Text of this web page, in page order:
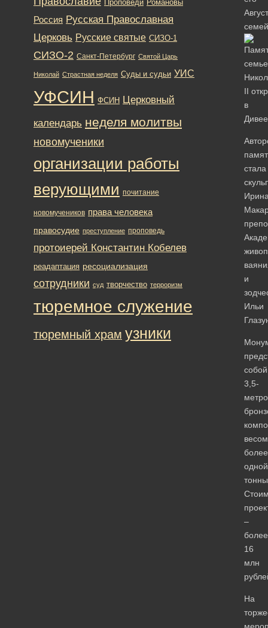
стала
и
Ильи
собой
3,5-
весом
более
одной
–
более
16
млн
На
Проповеди Романовы
Россия Русская Православная
Церковь Русские святые СИЗО-1
СИЗО-2 Санкт-Петербург Святой Царь
Николай Страстная неделя Суды и судьи УИС
УФСИН ФСИН Церковный
календарь неделя молитвы
новомученики
организации работы
верующими почитание
новомучеников права человека
правосудие преступление проповедь
протоиерей Константин Кобелев
реадаптация ресоциализация
сотрудники суд творчество терроризм
тюремное служение
тюремный храм узники